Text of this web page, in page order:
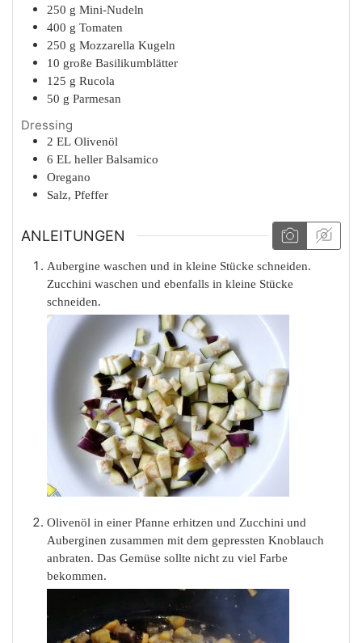
250 g Mini-Nudeln
400 g Tomaten
250 g Mozzarella Kugeln
10 große Basilikumblätter
125 g Rucola
50 g Parmesan
Dressing
2 EL Olivenöl
6 EL heller Balsamico
Oregano
Salz, Pfeffer
ANLEITUNGEN
Aubergine waschen und in kleine Stücke schneiden.
Zucchini waschen und ebenfalls in kleine Stücke
schneiden.
Olivenöl in einer Pfanne erhitzen und Zucchini und
Auberginen zusammen mit dem gepressten Knoblauch
anbraten. Das Gemüse sollte nicht zu viel Farbe
bekommen.